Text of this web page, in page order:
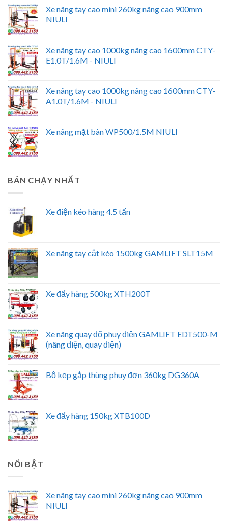
Xe nâng tay cao mini 260kg nâng cao 900mm
NIULI
Xe nâng tay cao 1000kg nâng cao 1600mm CTY-
E1.0T/1.6M - NIULI
Xe nâng tay cao 1000kg nâng cao 1600mm CTY-
A1.0T/1.6M - NIULI
Xe nâng mặt bàn WP500/1.5M NIULI
BÁN CHẠY NHẤT
Xe điện kéo hàng 4.5 tấn
Xe nâng tay cắt kéo 1500kg GAMLIFT SLT15M
Xe đẩy hàng 500kg XTH200T
Xe nâng quay đổ phuy điện GAMLIFT EDT500-M
(nâng điện, quay điện)
Bộ kẹp gắp thùng phuy đơn 360kg DG360A
Xe đẩy hàng 150kg XTB100D
NỔI BẬT
Xe nâng tay cao mini 260kg nâng cao 900mm
NIULI